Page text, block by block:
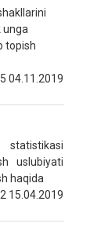
unga
topish
04.11.2019
uslubiyati
haqida
15.04.2019